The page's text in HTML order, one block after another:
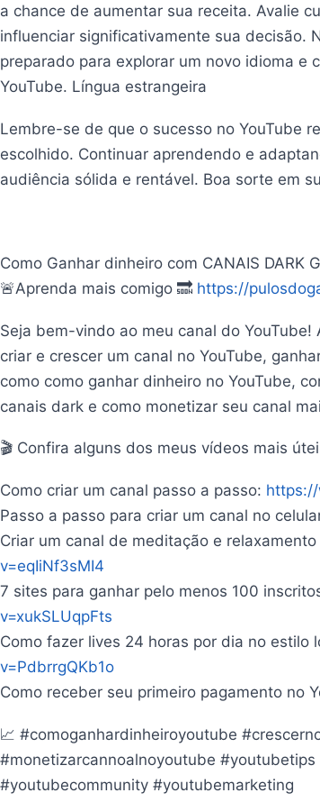
a chance de aumentar sua receita. Avalie
influenciar significativamente sua decisão.
preparado para explorar um novo idioma e
YouTube. Língua estrangeira
Lembre-se de que o sucesso no YouTube
escolhido. Continuar aprendendo e
audiência sólida e rentável. Boa sorte em
Como Ganhar dinheiro com CANAIS DARK
🚨Aprenda mais comigo 🔜 https://
Seja bem-vindo ao meu canal do
criar e crescer um canal no YouTube,
como como ganhar dinheiro no YouTube,
canais dark e como monetizar seu canal
🎬 Confira alguns dos meus vídeos mais
Como criar um canal passo a passo:
Passo a passo para criar um canal no
Criar um canal de meditação e
v=eqIiNf3sMI4
7 sites para ganhar pelo menos 100
v=xukSLUqpFts
Como fazer lives 24 horas por dia no estilo
v=PdbrrgQKb1o
Como receber seu primeiro pagamento no
📈 #comoganhardinheiroyoutube
#monetizarcannoalnoyoutube
#youtubecommunity #youtubemarketing